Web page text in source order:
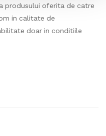
produsului oferita de catre
in calitate de
doar in conditiile